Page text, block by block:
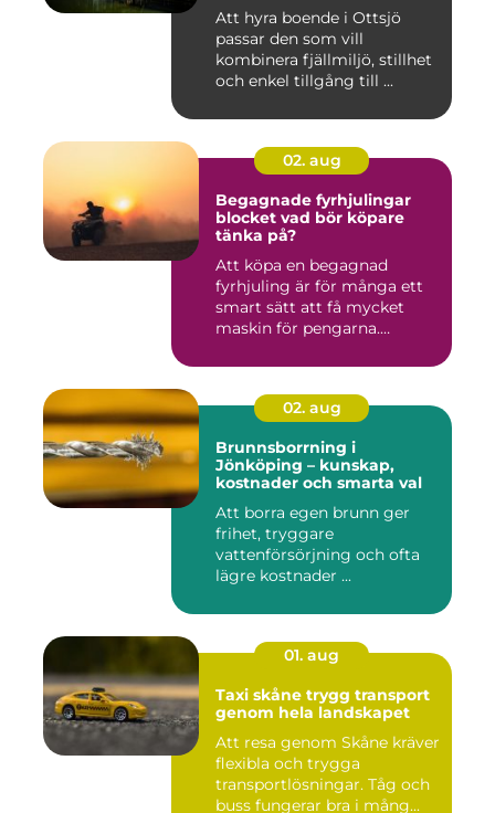
Att hyra boende i Ottsjö
passar den som vill
kombinera fjällmiljö, stillhet
och enkel tillgång till ...
02. aug
Begagnade fyrhjulingar
blocket vad bör köpare
tänka på?
Att köpa en begagnad
fyrhjuling är för många ett
smart sätt att få mycket
maskin för pengarna.
02. aug
Brunnsborrning i
Jönköping – kunskap,
kostnader och smarta val
Att borra egen brunn ger
frihet, tryggare
vattenförsörjning och ofta
lägre kostnader ...
01. aug
Taxi skåne trygg transport
genom hela landskapet
Att resa genom Skåne kräver
flexibla och trygga
transportlösningar. Tåg och
buss fungerar bra i mång...